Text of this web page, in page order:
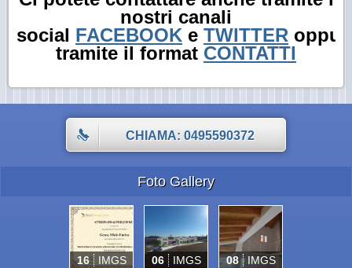
nostri canali
social FACEBOOK e TWITTER
tramite il format CONTATTI
CHIAMA: 0495590372
Foto Gallery
16 IMGS 06 IMGS 08 IMGS